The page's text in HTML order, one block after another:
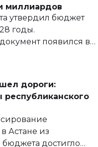
миллиардов
утвердил бюджет
годы.
появился в
актов и на
дороги:
Астане из
достигло